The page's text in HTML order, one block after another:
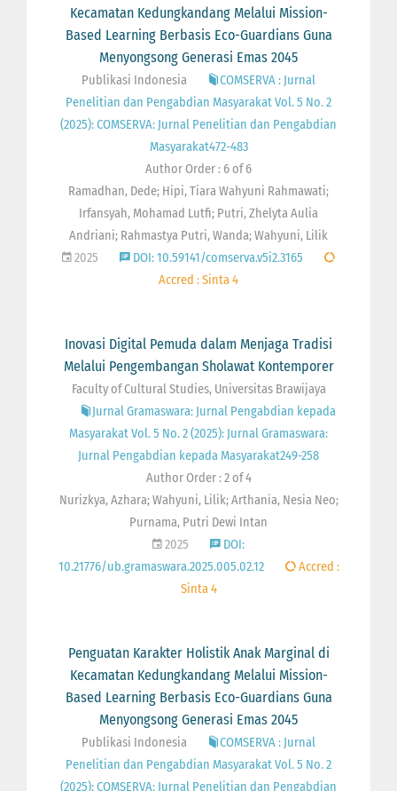
Kecamatan Kedungkandang Melalui Mission-
Based Learning Berbasis Eco-Guardians Guna
Menyongsong Generasi Emas 2045
Publikasi Indonesia
COMSERVA : Jurnal
Penelitian dan Pengabdian Masyarakat Vol. 5 No. 2
(2025): COMSERVA: Jurnal Penelitian dan Pengabdian
Masyarakat472-483
Author Order : 6 of 6
Ramadhan, Dede; Hipi, Tiara Wahyuni Rahmawati;
Irfansyah, Mohamad Lutfi; Putri, Zhelyta Aulia
Andriani; Rahmastya Putri, Wanda; Wahyuni, Lilik
2025
DOI: 10.59141/comserva.v5i2.3165
Accred : Sinta 4
Inovasi Digital Pemuda dalam Menjaga Tradisi
Melalui Pengembangan Sholawat Kontemporer
Faculty of Cultural Studies, Universitas Brawijaya
Jurnal Gramaswara: Jurnal Pengabdian kepada
Masyarakat Vol. 5 No. 2 (2025): Jurnal Gramaswara:
Jurnal Pengabdian kepada Masyarakat249-258
Author Order : 2 of 4
Nurizkya, Azhara; Wahyuni, Lilik; Arthania, Nesia Neo;
Purnama, Putri Dewi Intan
2025
DOI:
10.21776/ub.gramaswara.2025.005.02.12
Accred :
Sinta 4
Penguatan Karakter Holistik Anak Marginal di
Kecamatan Kedungkandang Melalui Mission-
Based Learning Berbasis Eco-Guardians Guna
Menyongsong Generasi Emas 2045
Publikasi Indonesia
COMSERVA : Jurnal
Penelitian dan Pengabdian Masyarakat Vol. 5 No. 2
(2025): COMSERVA: Jurnal Penelitian dan Pengabdian